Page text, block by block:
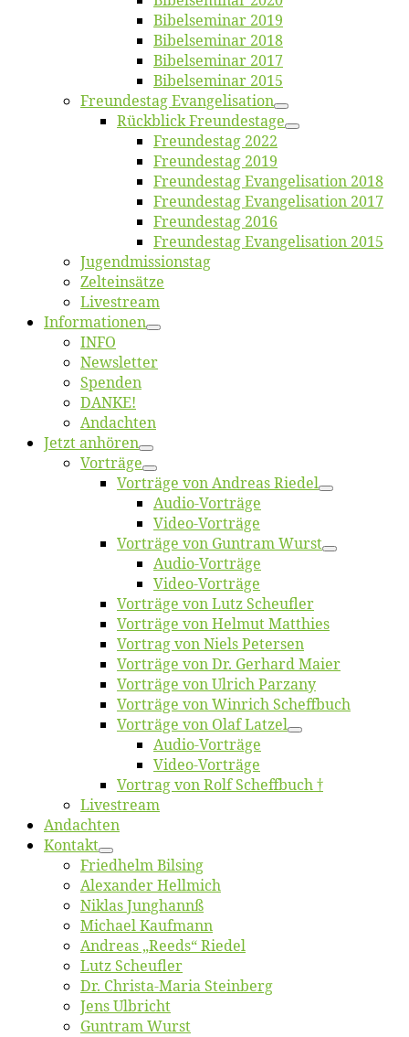
Bi­bel­se­mi­nar 2019
Bi­bel­se­mi­nar 2018
Bibelsemi­nar 2017
Bibelsemi­nar 2015
Freun­des­tag Evangelisation
Rück­blick Freundestage
Freun­des­tag 2022
Freun­des­tag 2019
Freun­des­tag Evan­ge­li­sa­ti­on 2018
Freun­des­tag Evan­ge­li­sa­ti­on 2017
Freun­des­tag 2016
Freun­des­tag Evan­ge­li­sa­ti­on 2015
Jugend­mis­sions­tag
Zelt­ein­sät­ze
Live­stream
Informatio­nen
INFO
News­let­ter
Spen­den
DANKE!
An­dach­ten
Jetzt an­hö­ren
Vor­trä­ge
Vor­trä­ge von An­dre­as Riedel
Au­dio-Vor­trä­ge
Vi­deo-Vor­trä­ge
Vor­trä­ge von Gun­tram Wurst
Au­dio-Vor­trä­ge
Vi­deo-Vor­trä­ge
Vor­trä­ge von Lutz Scheufler
Vor­trä­ge von Hel­mut Matthies
Vor­trag von Niels Petersen
Vor­trä­ge von Dr. Ger­hard Maier
Vor­trä­ge von Ul­rich Parzany
Vor­trä­ge von Win­rich Scheffbuch
Vor­trä­ge von Olaf Latzel
Au­dio-Vor­trä­ge
Vi­deo-Vor­trä­ge
Vor­trag von Rolf Scheffbuch †
Live­stream
An­dach­ten
Kon­takt
Fried­helm Bilsing
Alex­an­der Hellmich
Ni­klas Junghannß
Mi­cha­el Kaufmann
An­dre­as „Reeds“ Riedel
Lutz Scheuf­ler
Dr. Chris­­ta-Ma­ria Steinberg
Jens Ulb­richt
Gun­tram Wurst